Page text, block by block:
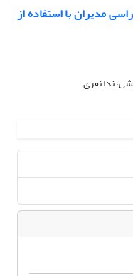
مدیران با استفاده از
ندا نفری